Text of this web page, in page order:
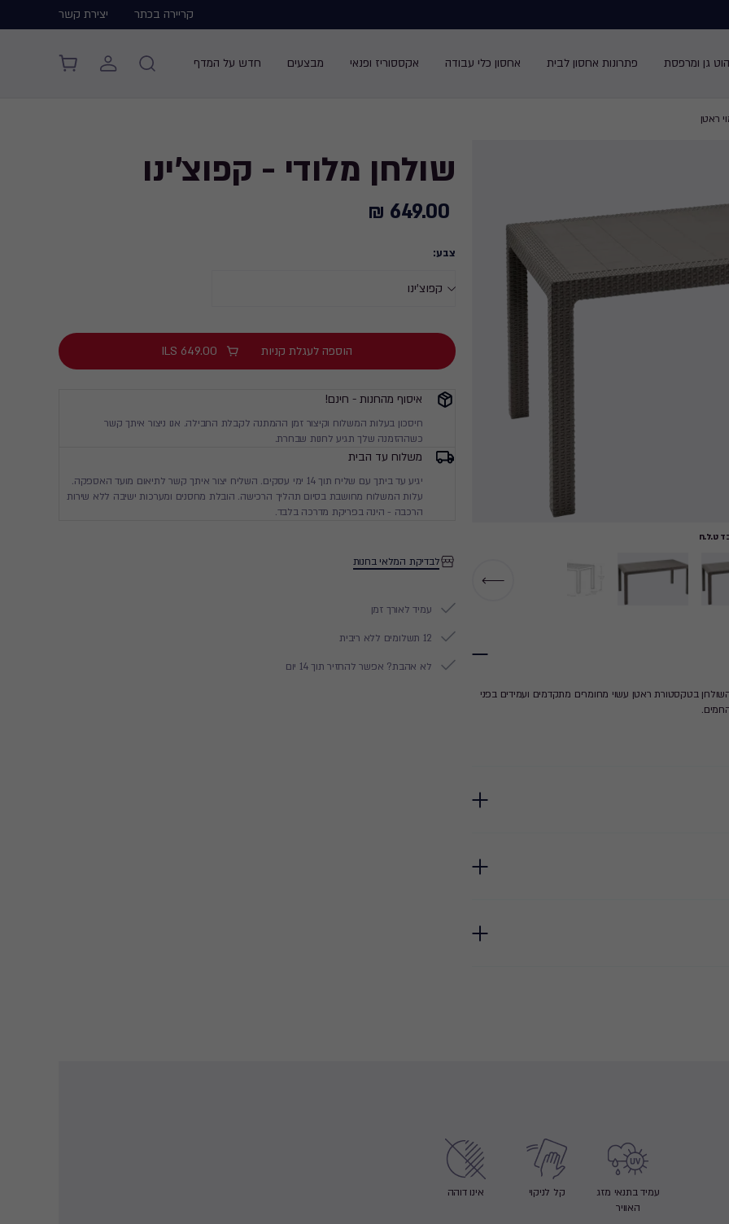
קריירה בכתר
יצירת קשר
גן ומרפסת פתרונות אחסון לבית אחסון כלי עבודה אקססוריז ופנאי מבצעים חדש על המדף
ראטן
שולחן מלודי - קפוצ'ינו
649.00
649.00 ₪
צבע:
הוספה לעגלת קניות ILS 649.00
איסוף מהחנות - חינם!
חיסכון בעלות המשלוח וקיצור זמן ההמתנה לקבלת החבילה. אנו ניצור איתך קשר
כשההזמנה שלך תגיע לחנות שבחרת.
משלוח עד הבית
יגיע עד ביתך עם שליח תוך 14 ימי עסקים. השליח יצור איתך קשר לתיאום מועד האספקה.
עלות המשלוח מחושבת בסיום תהליך הרכישה. הובלת מחסנים ומערכות ישיבה ללא שירות
הרכבה - הינה בפריקת מדרכה בלבד.
לבדיקת המלאי בחנות
עמיד לאורך זמן
12 תשלומים ללא ריבית
לא אהבת? אפשר להחזיר תוך 14 יום
ט.ל.ח
בטקסטורת ראטן עשוי מחומרים מתקדמים ועמידים בפני
עמיד בתנאי מזג
האוויר
קל לניקוי אינו דוהה